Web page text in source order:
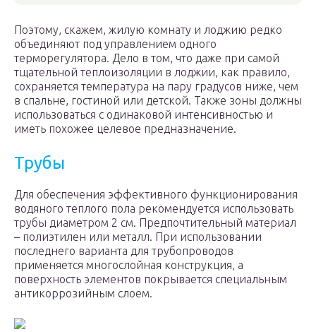
Поэтому, скажем, жилую комнату и лоджию редко
объединяют под управлением одного
терморегулятора. Дело в том, что даже при самой
тщательной теплоизоляции в лоджии, как правило,
сохраняется температура на пару градусов ниже, чем
в спальне, гостиной или детской. Также зоны должны
использоваться с одинаковой интенсивностью и
иметь похожее целевое предназначение.
Трубы
Для обеспечения эффективного функционирования
водяного теплого пола рекомендуется использовать
трубы диаметром 2 см. Предпочтительный материал
– полиэтилен или металл. При использовании
последнего варианта для трубопроводов
применяется многослойная конструкция, а
поверхность элементов покрывается специальным
антикоррозийным слоем.